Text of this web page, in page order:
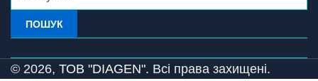
ПОШУК
© 2026, ТОВ "DIAGEN". Всі права захищені.